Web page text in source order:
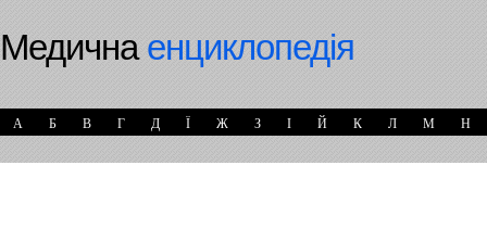
Медичнаенциклопедія
А Б В Г Д Ї Ж З І Й К Л М Н